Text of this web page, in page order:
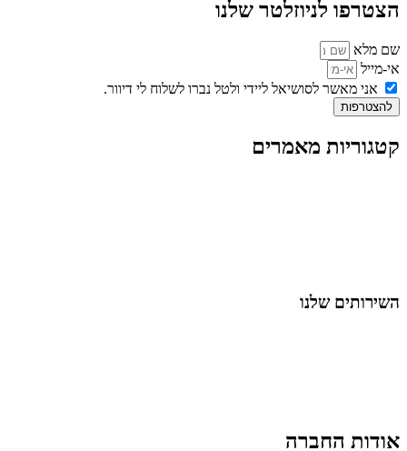
הצטרפו לניוזלטר שלנו
שם מלא
אי-מייל
אני מאשר לסושיאל ליידי ולטל נברו לשלוח לי דיוור.
להצטרפות
קטגוריות מאמרים
השירותים שלנו
אודות החברה